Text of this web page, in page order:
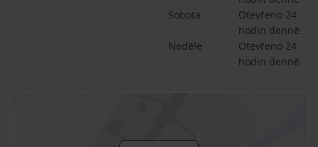
Sobota
Otevřeno 24
hodin denně
Neděle
Otevřeno 24
hodin denně